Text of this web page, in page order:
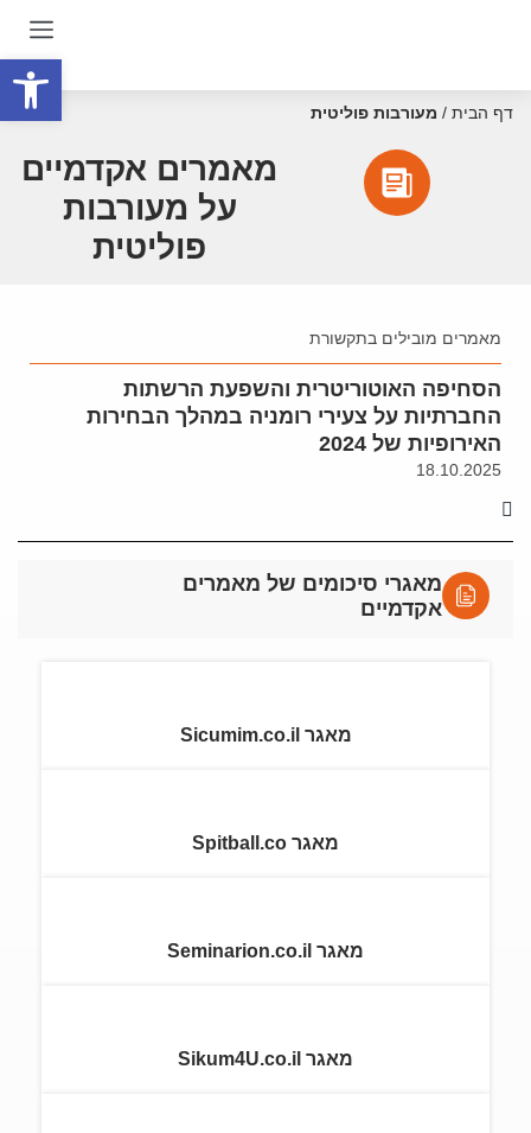
דף הבית / מעורבות פוליטית
מאמרים אקדמיים
על מעורבות
פוליטית
מאמרים מובילים בתקשורת
הסחיפה האוטוריטרית והשפעת הרשתות
החברתיות על צעירי רומניה במהלך הבחירות
האירופיות של 2024
18.10.2025
מאגרי סיכומים של מאמרים
אקדמיים
מאגר Sicumim.co.il
מאגר Spitball.co
מאגר Seminarion.co.il
מאגר Sikum4U.co.il
פתח